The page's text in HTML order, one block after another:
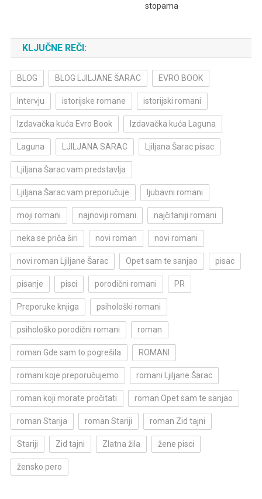
stopama
KLJUČNE REČI:
BLOG BLOG LJILJANE ŠARAC EVRO BOOK
Intervju istorijske romane istorijski romani
Izdavačka kuća Evro Book Izdavačka kuća Laguna
Laguna LJILJANA SARAC Ljiljana Šarac pisac
Ljiljana Šarac vam predstavlja
Ljiljana Šarac vam preporučuje ljubavni romani
moji romani najnoviji romani najčitaniji romani
neka se priča širi novi roman novi romani
novi roman Ljiljane Šarac Opet sam te sanjao pisac
pisanje pisci porodični romani PR
Preporuke knjiga psihološki romani
psihološko porodični romani roman
roman Gde sam to pogrešila ROMANI
romani koje preporučujemo romani Ljiljane Šarac
roman koji morate pročitati roman Opet sam te sanjao
roman Starija roman Stariji roman Zid tajni
Stariji Zid tajni Zlatna žila žene pisci
žensko pero